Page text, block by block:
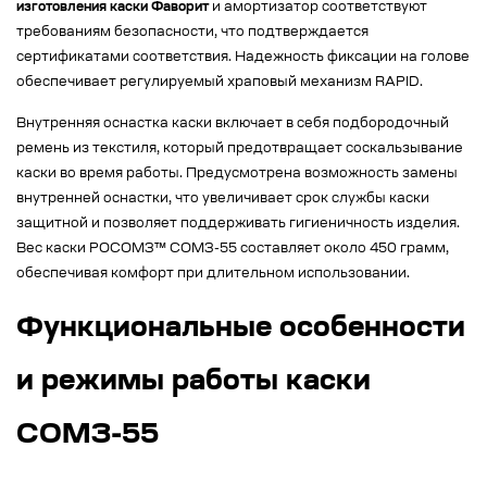
изготовления каски Фаворити амортизатор соответствуют
требованиям безопасности, что подтверждается
сертификатами соответствия. Надежность фиксации на голове
обеспечивает регулируемый храповый механизм RAPID.
Внутренняя оснастка каски включает в себя подбородочный
ремень из текстиля, который предотвращает соскальзывание
каски во время работы. Предусмотрена возможность замены
внутренней оснастки, что увеличивает срок службы каски
защитной и позволяет поддерживать гигиеничность изделия.
Вес каски РОСОМЗ™ СОМЗ-55 составляет около 450 грамм,
обеспечивая комфорт при длительном использовании.
Функциональные особенности
и режимы работы каски
СОМЗ-55